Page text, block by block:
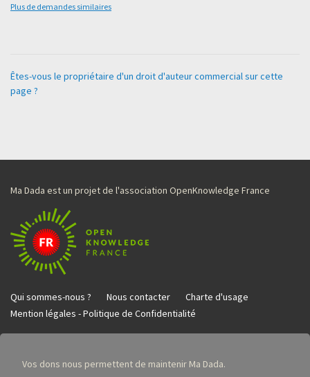
Plus de demandes similaires
Êtes-vous le propriétaire d'un droit d'auteur commercial sur cette
page ?
Ma Dada est un projet de l'association OpenKnowledge France
Qui sommes-nous ? Nous contacter
Charte d'usage
Mention légales - Politique de Confidentialité
Vos dons nous permettent de maintenir Ma Dada.